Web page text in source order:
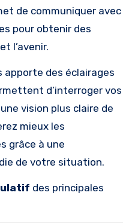
de communiquer avec
pour obtenir des
l’avenir.
apporte des éclairages
d’interroger vos
vision plus claire de
mieux les
grâce à une
de votre situation.
des principales